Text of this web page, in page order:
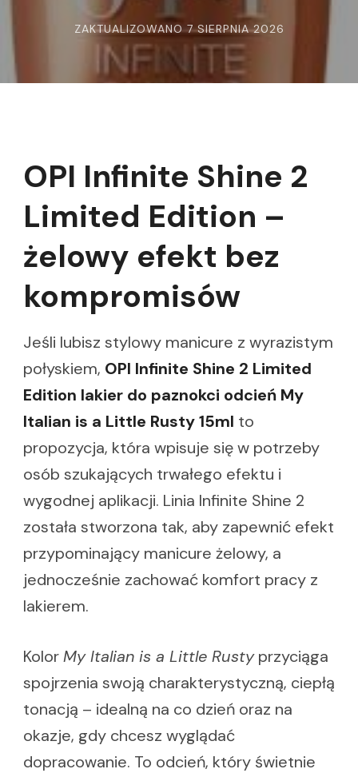
ZAKTUALIZOWANO7 SIERPNIA 2026
OPI Infinite Shine 2
Limited Edition –
żelowy efekt bez
kompromisów
Jeśli lubisz stylowy manicure z wyrazistym
połyskiem, OPI Infinite Shine 2 Limited
Edition lakier do paznokci odcień My
Italian is a Little Rusty 15ml to
propozycja, która wpisuje się w potrzeby
osób szukających trwałego efektu i
wygodnej aplikacji. Linia Infinite Shine 2
została stworzona tak, aby zapewnić efekt
przypominający manicure żelowy, a
jednocześnie zachować komfort pracy z
lakierem.
KolorMy Italian is a Little Rustyprzyciąga
spojrzenia swoją charakterystyczną, ciepłą
tonacją – idealną na co dzień oraz na
okazje, gdy chcesz wyglądać
dopracowanie. To odcień, który świetnie